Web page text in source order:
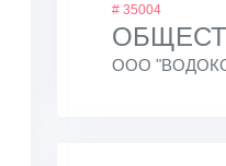
# 35004
ООО